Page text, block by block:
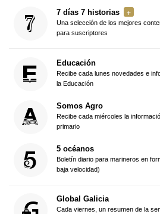
7 días 7 historias
Una selección de los mejores
para suscriptores
Educación
Recibe cada lunes novedades e
la Educación
Somos Agro
Recibe cada miércoles la
primario
5 océanos
Boletín diario para marineros en
baja velocidad)
Global Galicia
Cada viernes, un resumen de la